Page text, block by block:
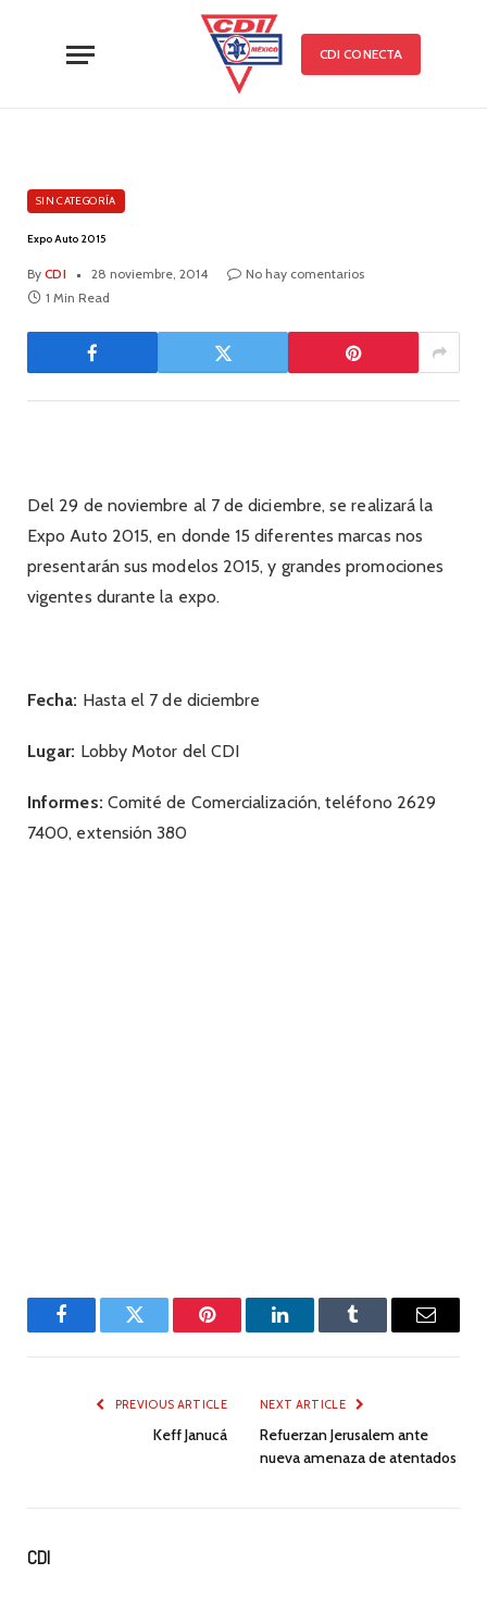
CDI CONECTA
SIN CATEGORÍA
Expo Auto 2015
By CDI 28 noviembre, 2014
No hay comentarios
1 Min Read
Del 29 de noviembre al 7 de diciembre, se realizará la
Expo Auto 2015, en donde 15 diferentes marcas nos
presentarán sus modelos 2015, y grandes promociones
vigentes durante la expo.
Fecha: Hasta el 7 de diciembre
Lugar: Lobby Motor del CDI
Informes: Comité de Comercialización, teléfono 2629
7400, extensión 380
FacebookTwitter Pinterest LinkedInTumblr Email
PREVIOUS ARTICLE
Keff Janucá
NEXT ARTICLE
Refuerzan Jerusalem ante
nueva amenaza de atentados
CDI